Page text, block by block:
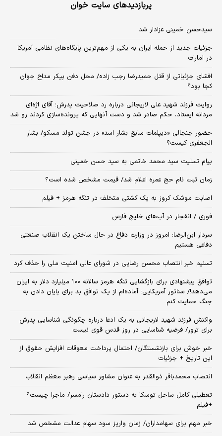
پربازدیدهای سایت خوان
سیدحسن خمینی عزادار شد
جزئیات جدید از حمله ایران به یکی از مهم‌ترین پایگاه‌های نظامی آمریکا
در امارات
افشای جزئیاتی از قتل حمیدرضا رجب زاده/ محل دفن پیکر مداح جوان
کجا بود؟
روایت فرزند شهید علی لاریجانی درباره رد صلاحیت پدرش؛ آقای اژه‌ای
مردانه ایستاد، حکم صادر شد و دست آنهایی که پرونده‌سازی کردند رو شد
حضور جنجالی «دیپلمات سابق بشار اسد» در جشن تولد مسکو/ بشار
الجعفری کیست؟
پیام تسلیت سید محمد خاتمی به سید حسن خمینی
زمان ثبت‌ نام حج عمره اعلام شد/ قیمت مشخص شده است؟
اصابت موشک کروز به یک کشتی متخلف در تنگه هرمز + فیلم
فوری / انفجار در آب‌های خلیج فارس
سردار ابن‌الرضا: امروز در وزارت دفاع در حال ساختن یک انقلاب صنعتی
دفاعی هستیم
تسنیم خبر انتصاب محسن رضایی در شورای عالی امنیت ملی را حذف کرد
توافق پیشنهادی برای بازگشایی تنگه هرمز سالانه ۱۰۰ میلیارد دلار به ایران
می‌دهد!/ سناتور آمریکایی: آماده‌ام از یک توافق بد برای پایان دادن به
جنگ حمایت کنم
واکنش فرزند شهید لاریجانی به یک ادعا درباره چگونگی شناسایی پدرش
برای ترور/ فرضیه شناسایی در روز قدس قوی نیست
خبر خوش برای بازنشستگان/ احتمال پرداخت معوقات افزایش حقوق از
این تاریخ + جزئیات
انتصاب محمدباقر ذوالقدر به عنوان مشاور سیاسی رهبر معظم انقلاب
تعطیلی کامل ساحل توسکا به دستور دادستان رامسر/ ماجرا چیست؟
+فیلم
خبر مهم برای سهامداران/ زمان واریز سود سهام عدالت مشخص شد